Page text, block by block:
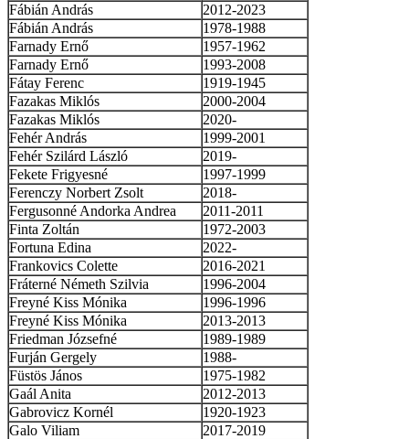
Fábián András
2012-2023
Fábián András
1978-1988
Farnady Ernő
1957-1962
Farnady Ernő
1993-2008
Fátay Ferenc
1919-1945
Fazakas Miklós
2000-2004
Fazakas Miklós
2020-
Fehér András
1999-2001
Fehér Szilárd László
2019-
Fekete Frigyesné
1997-1999
Ferenczy Norbert Zsolt
2018-
Fergusonné Andorka Andrea
2011-2011
Finta Zoltán
1972-2003
Fortuna Edina
2022-
Frankovics Colette
2016-2021
Fráterné Németh Szilvia
1996-2004
Freyné Kiss Mónika
1996-1996
Freyné Kiss Mónika
2013-2013
Friedman Józsefné
1989-1989
Furján Gergely
1988-
Füstös János
1975-1982
Gaál Anita
2012-2013
Gabrovicz Kornél
1920-1923
Galo Viliam
2017-2019